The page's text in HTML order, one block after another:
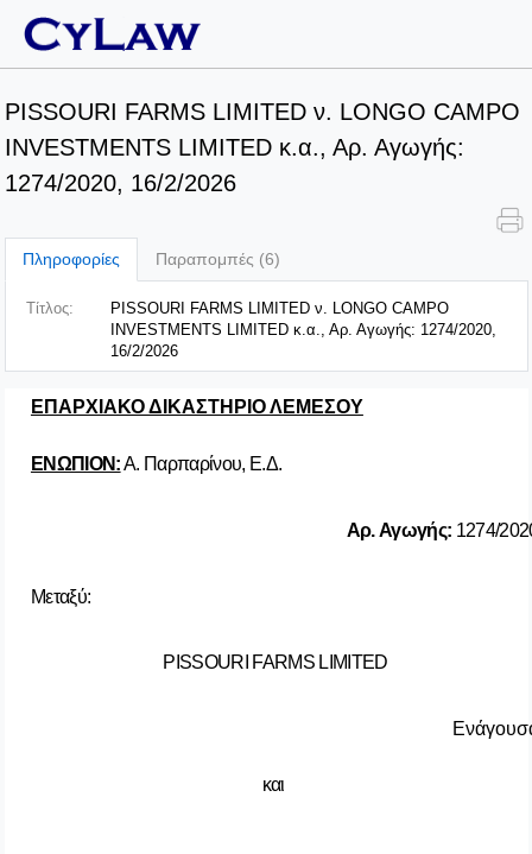
PISSOURI FARMS LIMITED ν. LONGO CAMPO
INVESTMENTS LIMITED κ.α., Αρ. Αγωγής:
1274/2020, 16/2/2026
Πληροφορίες Παραπομπές (6)
Τίτλος:
PISSOURI FARMS LIMITED ν. LONGO CAMPO
INVESTMENTS LIMITED κ.α., Αρ. Αγωγής: 1274/2020,
16/2/2026
ΕΠΑΡΧΙΑΚΟ ΔΙΚΑΣΤΗΡΙΟ ΛΕΜΕΣΟΥ
ΕΝΩΠΙΟΝ:Α. Παρπαρίνου, Ε.Δ.
Αρ.Αγωγής: 1274/
Μεταξύ:
PISSOURI FARMS LIMITED
και